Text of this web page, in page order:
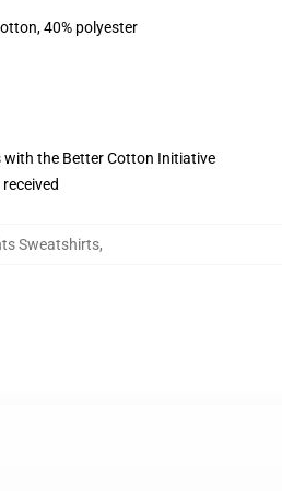
40% polyester
the Better Cotton Initiative
Sweatshirts,